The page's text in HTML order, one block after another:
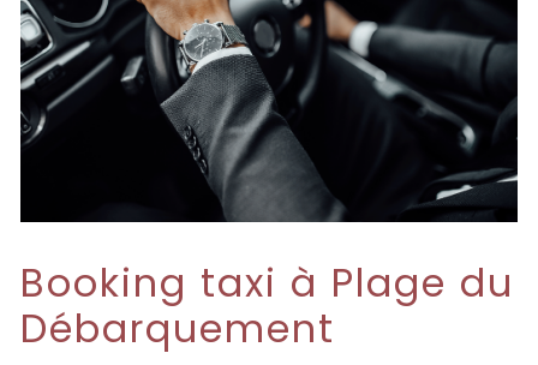
Booking taxi à Plage du
Débarquement